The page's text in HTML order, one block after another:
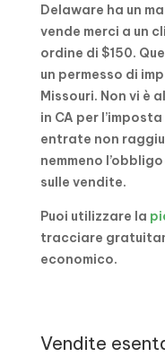
Delaware ha un
vende merci a un
ordine di $150.
un permesso di
Missouri. Non vi è
in CA per
entrate non
nemmeno
sulle vendite.
Puoi utilizzare la
tracciare
economico.
Vendite